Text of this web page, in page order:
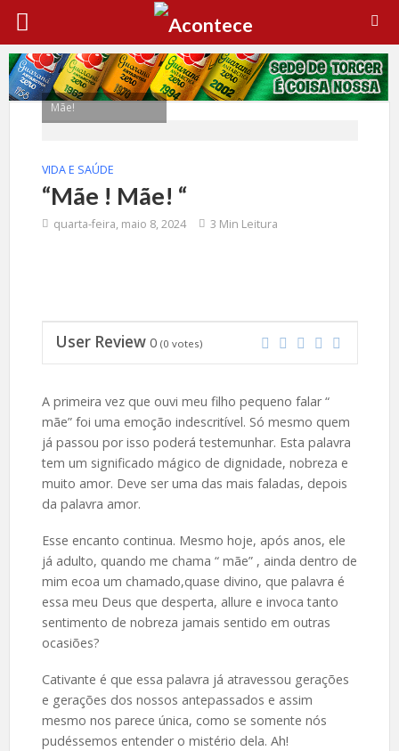
Mãe!
VIDA E SAÚDE
“Mãe ! Mãe! “
quarta-feira, maio 8, 2024 3 Min Leitura
User Review 0 (0 votes)
A primeira vez que ouvi meu filho pequeno falar “
mãe” foi uma emoção indescritível. Só mesmo quem
já passou por isso poderá testemunhar. Esta palavra
tem um significado mágico de dignidade, nobreza e
muito amor. Deve ser uma das mais faladas, depois
da palavra amor.
Esse encanto continua. Mesmo hoje, após anos, ele
já adulto, quando me chama “ mãe” , ainda dentro de
mim ecoa um chamado,quase divino, que palavra é
essa meu Deus que desperta, allure e invoca tanto
sentimento de nobreza jamais sentido em outras
ocasiões?
Cativante é que essa palavra já atravessou gerações
e gerações dos nossos antepassados e assim
mesmo nos parece única, como se somente nós
pudéssemos entender o mistério dela. Ah!